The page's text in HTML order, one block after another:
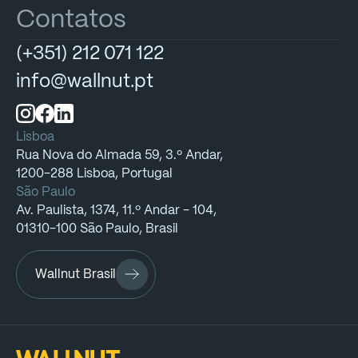
Contatos
(+351) 212 071 122
info@wallnut.pt
Lisboa
Rua Nova do Almada 59, 3.º Andar,
1200-288 Lisboa, Portugal
São Paulo
Av. Paulista, 1374, 11.º Andar - 104,
01310-100 São Paulo, Brasil
Wallnut Brasil